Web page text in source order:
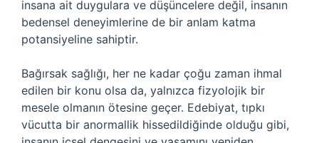
insana ait duygulara ve düşüncelere değil, insanın
bedensel deneyimlerine de bir anlam katma
potansiyeline sahiptir.
Bağırsak sağlığı, her ne kadar çoğu zaman ihmal
edilen bir konu olsa da, yalnızca fizyolojik bir
mesele olmanın ötesine geçer. Edebiyat, tıpkı
vücutta bir anormallik hissedildiğinde olduğu gibi,